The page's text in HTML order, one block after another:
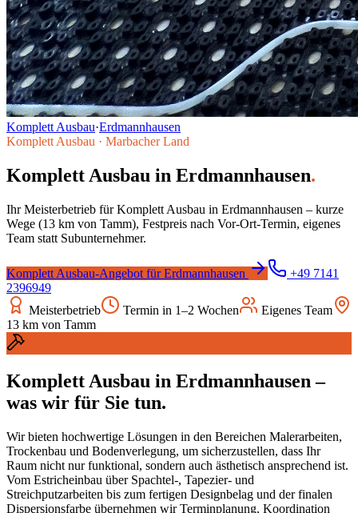
Komplett Ausbau·Erdmannhausen
Komplett Ausbau · Marbacher Land
Komplett Ausbau in Erdmannhausen.
Ihr Meisterbetrieb fürKomplett Ausbau in Erdmannhausen – kurze
Wege (13 km von Tamm), Festpreis nach Vor-Ort-Termin, eigenes
Team statt Subunternehmer.
Komplett Ausbau-Angebot fürErdmannhausen
+49 7141
2396949
Meisterbetrieb
Termin in 1–2 Wochen
Eigenes Team
13 km von Tamm
Komplett Ausbau in Erdmannhausen –
was wir für Sie tun.
Wir bieten hochwertige Lösungen in den Bereichen Malerarbeiten,
Trockenbau und Bodenverlegung, um sicherzustellen, dass Ihr
Raum nicht nur funktional, sondern auch ästhetisch ansprechend ist.
Vom Estricheinbau über Spachtel-, Tapezier- und
Streichputzarbeiten bis zum fertigen Designbelag und der finalen
Dispersionsfarbe übernehmen wir Terminplanung, Koordination